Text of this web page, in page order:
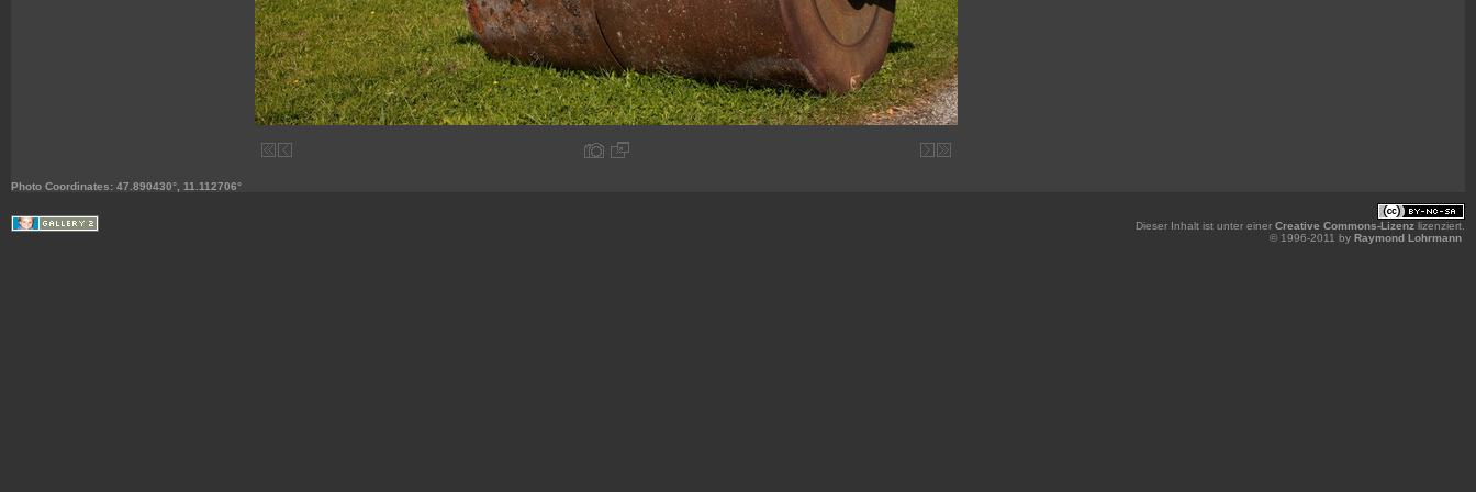
Photo Coordinates: 47.890430°, 11.112706°
Dieser Inhalt ist unter einer Creative Commons-Lizenz lizenziert.
© 1996-2011 by Raymond Lohrmann